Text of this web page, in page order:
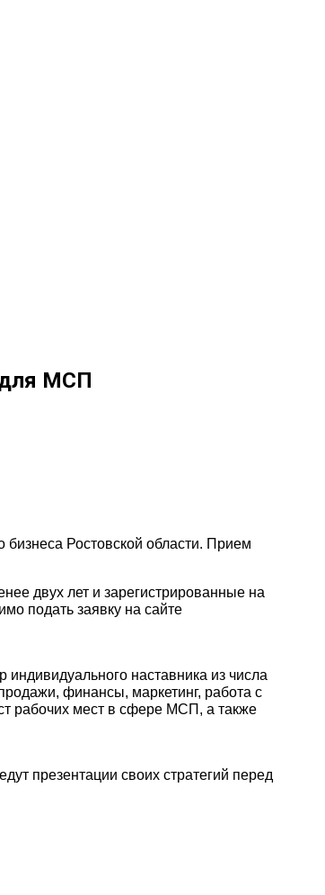
для МСП
Ростовской области. Прием
двух лет и зарегистрированные на
подать заявку на сайте
наставника из числа
финансы, маркетинг, работа с
рабочих мест в сфере МСП, а также
презентации своих стратегий перед